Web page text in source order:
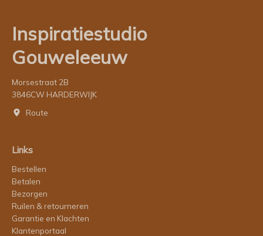
Inspiratiestudio
Gouweleeuw
Morsestraat 2B
3846CW HARDERWIJK
Route
Links
Bestellen
Betalen
Bezorgen
Ruilen & retourneren
Garantie en Klachten
Klantenportaal